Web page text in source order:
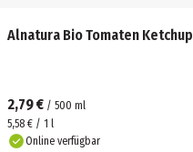
Alnatura Bio Tomaten Ketchup
2,79 € / 500 ml
5,58 € / 1 l
Online verfügbar